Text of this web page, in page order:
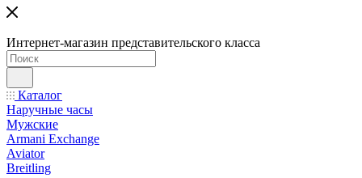
Интернет-магазин представительского класса
Каталог
Наручные часы
Мужские
Armani Exchange
Aviator
Breitling